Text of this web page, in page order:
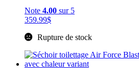
Note 4.00 sur 5
359.99$
Rupture de stock